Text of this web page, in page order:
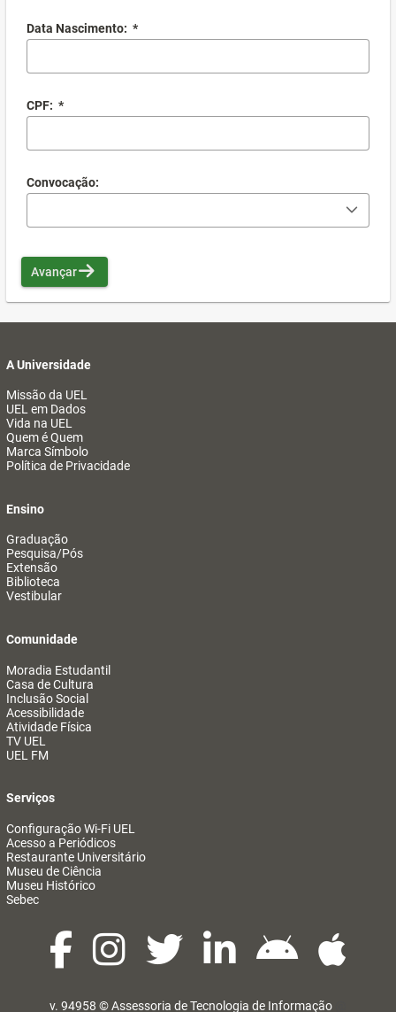
Data Nascimento: *
CPF: *
Convocação:
Avançar
A Universidade
Missão da UEL
UEL em Dados
Vida na UEL
Quem é Quem
Marca Símbolo
Política de Privacidade
Ensino
Graduação
Pesquisa/Pós
Extensão
Biblioteca
Vestibular
Comunidade
Moradia Estudantil
Casa de Cultura
Inclusão Social
Acessibilidade
Atividade Física
TV UEL
UEL FM
Serviços
Configuração Wi-Fi UEL
Acesso a Periódicos
Restaurante Universitário
Museu de Ciência
Museu Histórico
Sebec
v. 94958 ©Assessoria de Tecnologia de Informação